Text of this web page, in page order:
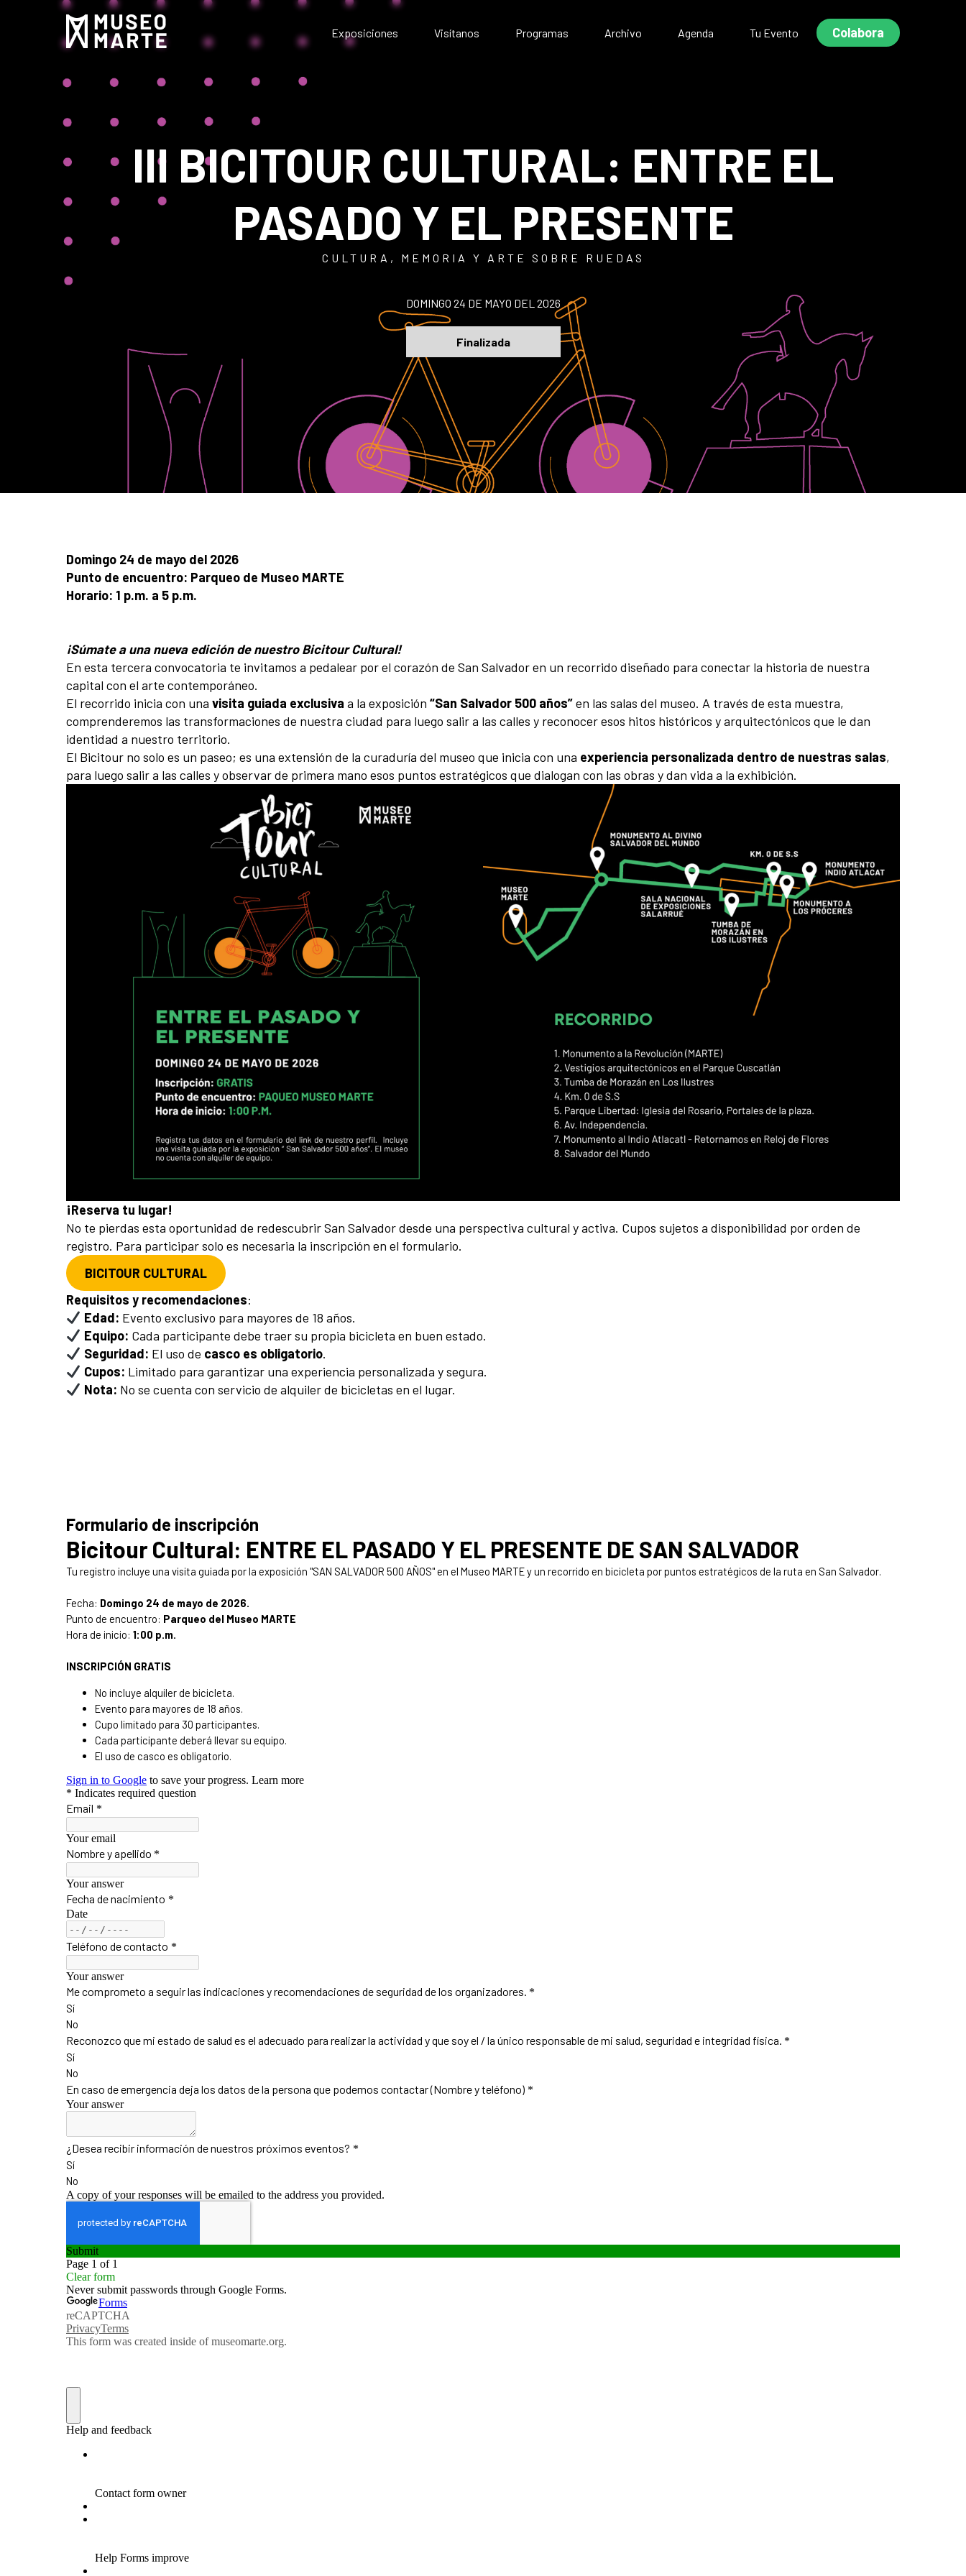
Exposiciones
Exposiciones presenciales
Visítanos
Programas
Archivo Agenda Tu Evento Colabora
III BICITOUR CULTURAL: ENTRE EL
PASADO Y EL PRESENTE
CULTURA, MEMORIA Y ARTE SOBRE RUEDAS
DOMINGO 24 DE MAYO DEL 2026
Finalizada
Domingo 24 de mayo del 2026
Punto de encuentro: Parqueo de Museo MARTE
Horario: 1 p.m. a 5 p.m.
¡Súmate a una nueva edición de nuestro Bicitour Cultural!
En esta tercera convocatoria te invitamos a pedalear por el corazón de San Salvador en un recorrido diseñado para conectar la historia de nuestra
capital con el arte contemporáneo.
El recorrido inicia con una visita guiada exclusiva a la exposición “San Salvador 500 años”en las salas del museo. A través de esta muestra,
comprenderemos las transformaciones de nuestra ciudad para luego salir a las calles y reconocer esos hitos históricos y arquitectónicos que le dan
identidad a nuestro territorio.
El Bicitour no solo es un paseo; es una extensión de la curaduría del museo que inicia con una experiencia personalizada dentro de nuestras salas,
para luego salir a las calles y observar de primera mano esos puntos estratégicos que dialogan con las obras y dan vida a la exhibición.
¡Reserva tu lugar!
No te pierdas esta oportunidad de redescubrir San Salvador desde una perspectiva cultural y activa. Cupos sujetos a disponibilidad por orden de
registro. Para participar solo es necesaria la inscripción en el formulario.
BICITOUR CULTURAL
Requisitos y recomendaciones:
Edad: Evento exclusivo para mayores de 18 años.
Equipo: Cada participante debe traer su propia bicicleta en buen estado.
Seguridad: El uso de casco es obligatorio.
Cupos: Limitado para garantizar una experiencia personalizada y segura.
Nota: No se cuenta con servicio de alquiler de bicicletas en el lugar.
Formulario de inscripción